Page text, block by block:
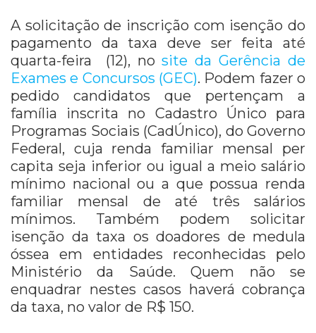
A solicitação de inscrição com isenção do
pagamento da taxa deve ser feita até
quarta-feira (12), nosite da Gerência de
Exames e Concursos (GEC). Podem fazer o
pedido candidatos que pertençam a
família inscrita no Cadastro Único para
Programas Sociais (CadÚnico), do Governo
Federal, cuja renda familiar mensal per
capita seja inferior ou igual a meio salário
mínimo nacional ou a que possua renda
familiar mensal de até três salários
mínimos. Também podem solicitar
isenção da taxa os doadores de medula
óssea em entidades reconhecidas pelo
Ministério da Saúde. Quem não se
enquadrar nestes casos haverá cobrança
da taxa, no valor de R$ 150.